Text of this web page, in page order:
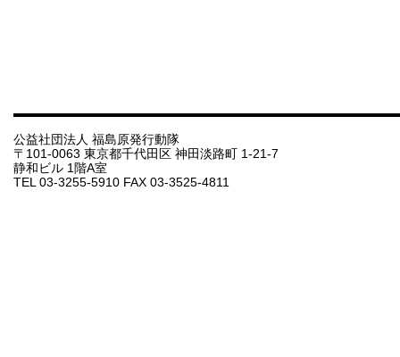
公益社団法人 福島原発行動隊
〒101-0063 東京都千代田区 神田淡路町 1-21-7
静和ビル 1階A室
TEL 03-3255-5910 FAX 03-3525-4811